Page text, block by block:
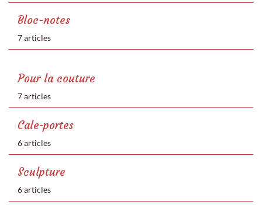
Bloc-notes
7 articles
Pour la couture
7 articles
Cale-portes
6 articles
Sculpture
6 articles